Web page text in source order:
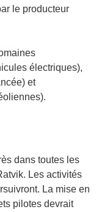
r
n
u
le producteur
électriques),
et
dans toutes les
Les activités
La mise en
pilotes devrait